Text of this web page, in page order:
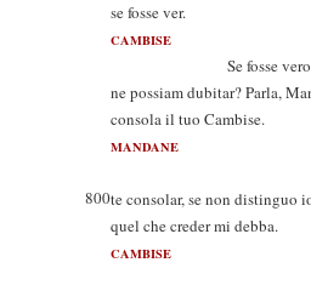
se fosse ver.
CAMBISE
Se fosse vero?
ne possiam dubitar? Parla,
consola il tuo Cambise.
MANDANE
E come
800te consolar, se non distinguo
quel che creder mi debba.
CAMBISE
Almen